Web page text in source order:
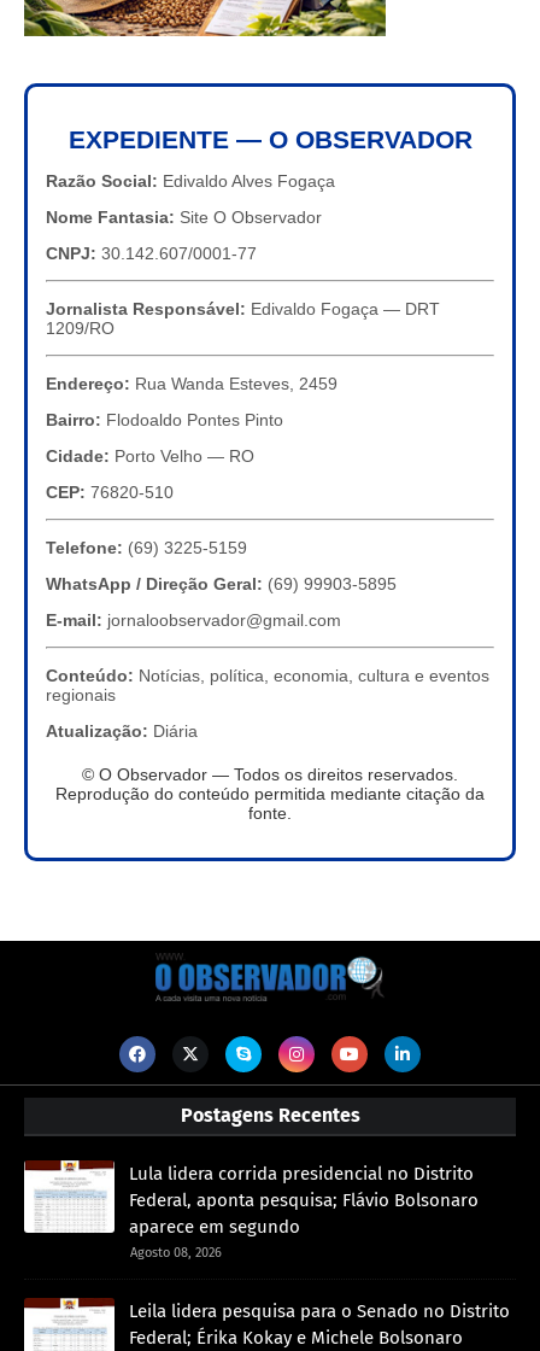
EXPEDIENTE — O OBSERVADOR
Razão Social: Edivaldo Alves Fogaça
Nome Fantasia: Site O Observador
CNPJ: 30.142.607/0001-77
Jornalista Responsável: Edivaldo Fogaça — DRT
1209/RO
Endereço: Rua Wanda Esteves, 2459
Bairro: Flodoaldo Pontes Pinto
Cidade: Porto Velho — RO
CEP: 76820-510
Telefone: (69) 3225-5159
WhatsApp / Direção Geral: (69) 99903-5895
E-mail: jornaloobservador@gmail.com
Conteúdo: Notícias, política, economia, cultura e eventos
regionais
Atualização: Diária
© O Observador — Todos os direitos reservados.
Reprodução do conteúdo permitida mediante citação da
fonte.
Postagens Recentes
Lula lidera corrida presidencial no Distrito
Federal, aponta pesquisa; Flávio Bolsonaro
aparece em segundo
Agosto 08, 2026
Leila lidera pesquisa para o Senado no Distrito
Federal; Érika Kokay e Michele Bolsonaro